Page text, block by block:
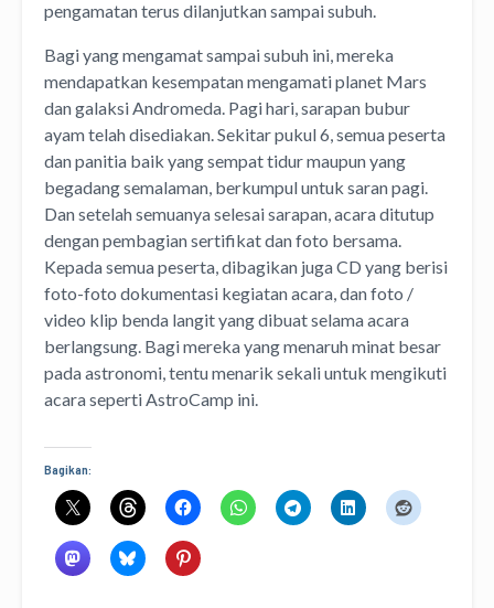
pengamatan terus dilanjutkan sampai subuh.
Bagi yang mengamat sampai subuh ini, mereka
mendapatkan kesempatan mengamati planet Mars
dan galaksi Andromeda. Pagi hari, sarapan bubur
ayam telah disediakan. Sekitar pukul 6, semua peserta
dan panitia baik yang sempat tidur maupun yang
begadang semalaman, berkumpul untuk saran pagi.
Dan setelah semuanya selesai sarapan, acara ditutup
dengan pembagian sertifikat dan foto bersama.
Kepada semua peserta, dibagikan juga CD yang berisi
foto-foto dokumentasi kegiatan acara, dan foto /
video klip benda langit yang dibuat selama acara
berlangsung. Bagi mereka yang menaruh minat besar
pada astronomi, tentu menarik sekali untuk mengikuti
acara seperti AstroCamp ini.
Bagikan: